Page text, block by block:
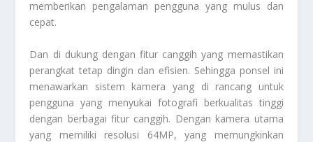
memberikan pengalaman pengguna yang mulus dan
cepat.
Dan di dukung dengan fitur canggih yang memastikan
perangkat tetap dingin dan efisien. Sehingga ponsel ini
menawarkan sistem kamera yang di rancang untuk
pengguna yang menyukai fotografi berkualitas tinggi
dengan berbagai fitur canggih. Dengan kamera utama
yang memiliki resolusi 64MP, yang memungkinkan